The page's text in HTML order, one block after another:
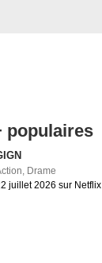
populaires
, Drame
juillet 2026 sur Netflix